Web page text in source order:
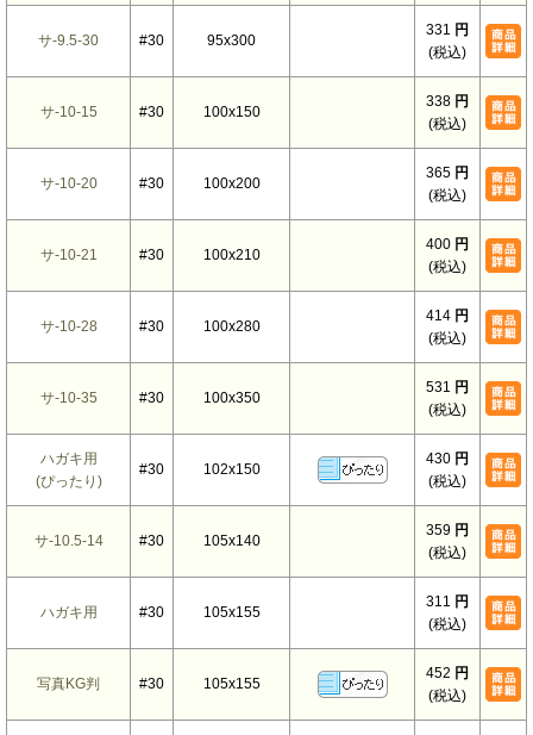
サ-9.5-30 #30 95x300
331 円
(税込)
サ-10-15 #30 100x150
338 円
(税込)
サ-10-20 #30 100x200
365 円
(税込)
サ-10-21 #30 100x210
400 円
(税込)
サ-10-28 #30 100x280
414 円
(税込)
サ-10-35 #30 100x350
531 円
(税込)
ハガキ用
(ぴったり)
#30 102x150
430 円
(税込)
サ-10.5-14 #30 105x140
359 円
(税込)
ハガキ用 #30 105x155
311 円
(税込)
写真KG判 #30 105x155
452 円
(税込)